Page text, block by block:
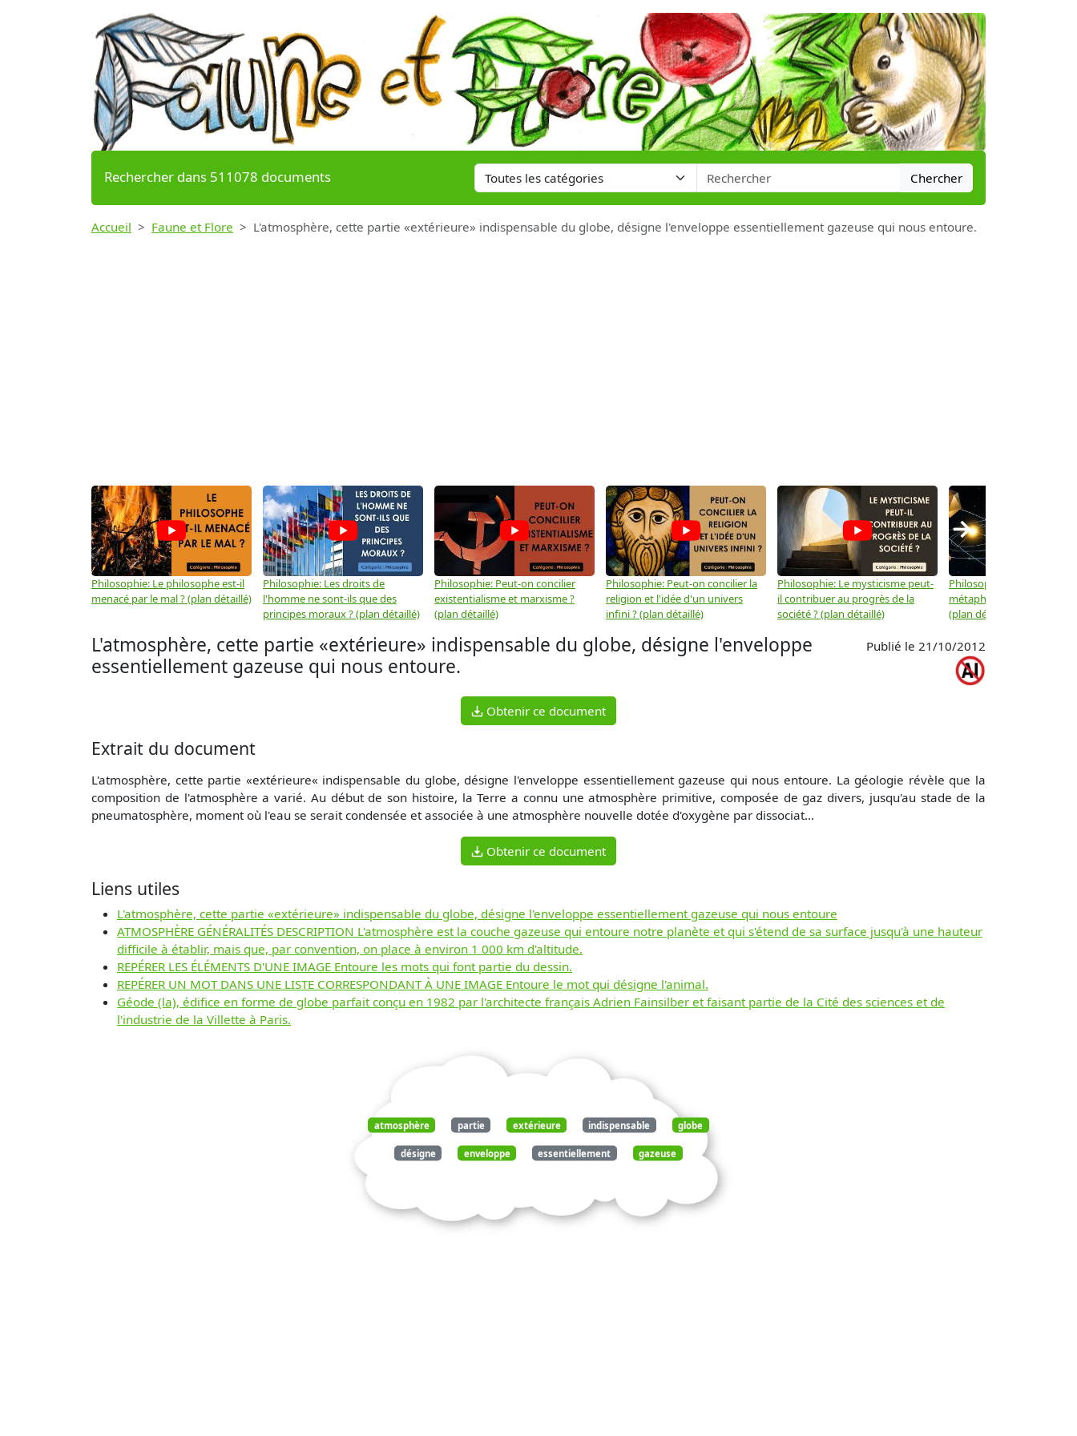
Rechercher dans 511078 documents Chercher
Accueil Faune et Flore L'atmosphère, cette partie «extérieure» indispensable du globe, désigne l'enveloppe essentiellement gazeuse qui nous entoure.
Philosophie: Le philosophe est-il
menacé par le mal ? (plan détaillé)
Philosophie: Les droits de
l'homme ne sont-ils que des
principes moraux ? (plan détaillé)
Philosophie: Peut-on concilier
existentialisme et marxisme ?
(plan détaillé)
Philosophie: Peut-on concilier la
religion et l'idée d'un univers
infini ? (plan détaillé)
Philosophie: Le mysticisme peut-
il contribuer au progrès de la
société ? (plan détaillé)
Philosophie: Peut-on lier la
métaphysique à la
(plan détaillé)
→
L'atmosphère, cette partie «extérieure» indispensable du globe, désigne l'enveloppe
essentiellement gazeuse qui nous entoure.
Publié le 21/10/2012
Obtenir ce document
Extrait du document
L'atmosphère, cette partie «extérieure« indispensable du globe, désigne l'enveloppe essentiellement gazeuse qui nous entoure. La géologie révèle que la
composition de l'atmosphère a varié. Au début de son histoire, la Terre a connu une atmosphère primitive, composée de gaz divers, jusqu'au stade de la
pneumatosphère, moment où l'eau se serait condensée et associée à une atmosphère nouvelle dotée d'oxygène par dissociat...
Obtenir ce document
Liens utiles
L'atmosphère, cette partie «extérieure» indispensable du globe, désigne l'enveloppe essentiellement gazeuse qui nous entoure
ATMOSPHÈRE GÉNÉRALITÉS DESCRIPTION L'atmosphère est la couche gazeuse qui entoure notre planète et qui s'étend de sa surface jusqu'à une hauteur
difficile à établir, mais que, par convention, on place à environ 1 000 km d'altitude.
REPÉRER LES ÉLÉMENTS D'UNE IMAGE Entoure les mots qui font partie du dessin.
REPÉRER UN MOT DANS UNE LISTE CORRESPONDANT À UNE IMAGE Entoure le mot qui désigne l'animal.
Géode (la), édifice en forme de globe parfait conçu en 1982 par l'architecte français Adrien Fainsilber et faisant partie de la Cité des sciences et de
l'industrie de la Villette à Paris.
atmosphère partie extérieure indispensable globe
désigne enveloppe essentiellement gazeuse